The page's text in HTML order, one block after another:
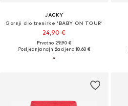
JACKY
Gornji dio trenirke 'BABY ON TOUR'
24,90 €
Prvotno: 29,90 €
Posljednja najniža cijena:18,68 €